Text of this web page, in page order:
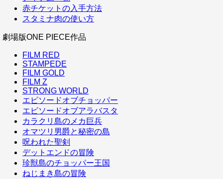
赤チケットの入手方法
スタミナ肉の使い方
劇場版ONE PIECE作品
FILM RED
STAMPEDE
FILM GOLD
FILM Z
STRONG WORLD
エピソードオブチョッパー
エピソードオブアラバスタ
カラクリ島のメカ巨兵
オマツリ男爵と秘密の島
呪われた聖剣
デットエンドの冒険
珍獣島のチョッパー王国
ねじまき島の冒険